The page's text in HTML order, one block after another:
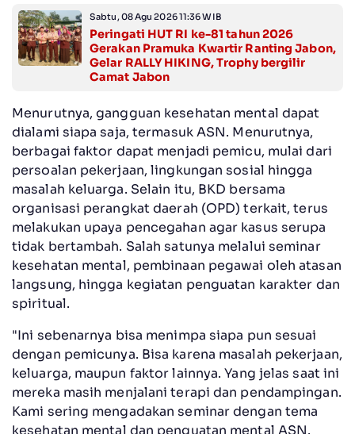
Sabtu, 08 Agu 2026 11:36 WIB
Peringati HUT RI ke-81 tahun 2026
Gerakan Pramuka Kwartir Ranting Jabon,
Gelar RALLY HIKING, Trophy bergilir
Camat Jabon
Menurutnya, gangguan kesehatan mental dapat
dialami siapa saja, termasuk ASN. Menurutnya,
berbagai faktor dapat menjadi pemicu, mulai dari
persoalan pekerjaan, lingkungan sosial hingga
masalah keluarga. Selain itu, BKD bersama
organisasi perangkat daerah (OPD) terkait, terus
melakukan upaya pencegahan agar kasus serupa
tidak bertambah. Salah satunya melalui seminar
kesehatan mental, pembinaan pegawai oleh atasan
langsung, hingga kegiatan penguatan karakter dan
spiritual.
"Ini sebenarnya bisa menimpa siapa pun sesuai
dengan pemicunya. Bisa karena masalah pekerjaan,
keluarga, maupun faktor lainnya. Yang jelas saat ini
mereka masih menjalani terapi dan pendampingan.
Kami sering mengadakan seminar dengan tema
kesehatan mental dan penguatan mental ASN.